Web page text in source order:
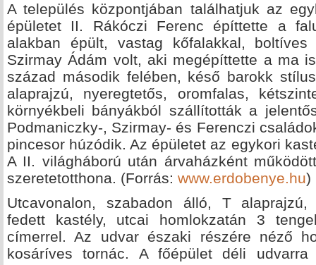
A település központjában találhatjuk az
épületet II. Rákóczi Ferenc építtette a
alakban épült, vastag kőfalakkal, boltíves
Szirmay Ádám volt, aki megépíttette a ma
század második felében, késő barokk
alaprajzú, nyeregtetős, oromfalas,
környékbeli bányákból szállították a
Podmaniczky-, Szirmay- és Ferenczi
pincesor húzódik. Az épületet az egykori
A II. világháború után árvaházként
szeretetotthona. (Forrás: www.erdobenye.hu)
Utcavonalon, szabadon álló, T alaprajzú,
fedett kastély, utcai homlokzatán 3
címerrel. Az udvar északi részére néző
kosáríves tornác. A főépület déli